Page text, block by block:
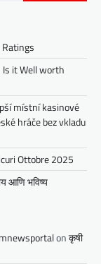
it Well worth
místní kasinové
hráče bez vkladu
Ottobre 2025
आणि भविष्य
onकृषी